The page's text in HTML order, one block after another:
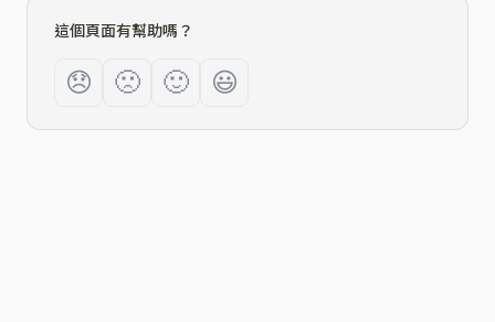
這個頁面有幫助嗎？
😞 🙁 🙂 😃